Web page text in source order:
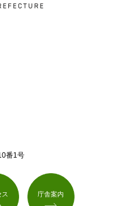
番1号
ス 庁舎案内